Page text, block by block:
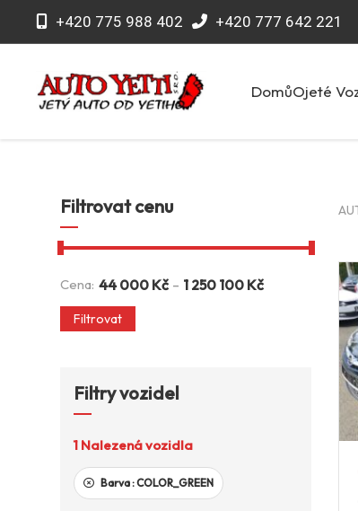
+420 775 988 402 +420 777 642 221
DomůOjeté
Filtrovat cenu
Cena: 44 000 Kč - 1 250 100 Kč
Filtrovat
Filtry vozidel
1 Nalezená vozidla
Barva :COLOR_GREEN